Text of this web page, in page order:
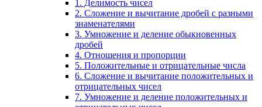
1. Делимость чисел
2. Сложение и вычитание дробей с разными
знаменателями
3. Умножение и деление обыкновенных
дробей
4. Отношения и пропорции
5. Положительные и отрицательные числа
6. Сложение и вычитание положительных и
отрицательных чисел
7. Умножение и деление положительных и